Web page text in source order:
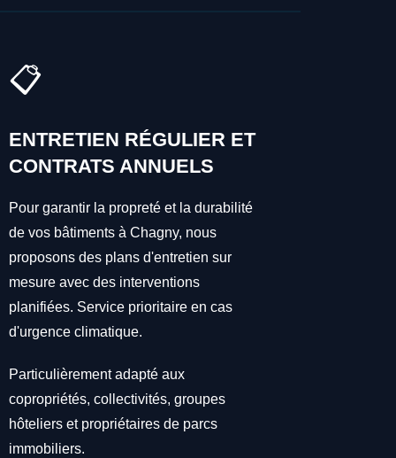
📋
ENTRETIEN RÉGULIER ET
CONTRATS ANNUELS
Pour garantir la propreté et la durabilité
de vos bâtiments à Chagny, nous
proposons des plans d'entretien sur
mesure avec des interventions
planifiées. Service prioritaire en cas
d'urgence climatique.
Particulièrement adapté aux
copropriétés, collectivités, groupes
hôteliers et propriétaires de parcs
immobiliers.